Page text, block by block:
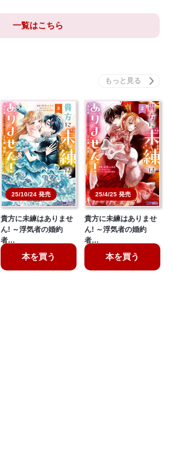
一覧はこちら
25/10/24 発売
貴方に未練はありませ
ん! ～浮気者の婚約
者…
本を買う
25/4/25 発売
貴方に未練はありませ
ん! ～浮気者の婚約
者…
本を買う